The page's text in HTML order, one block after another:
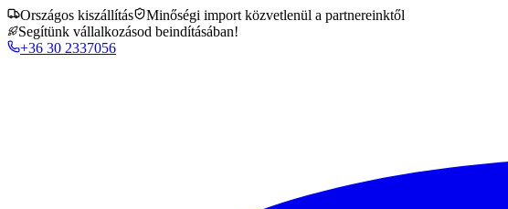
Országos kiszállítás
Minőségi import közvetlenül a partnereinktől
Segítünk vállalkozásod beindításában!
+36 30 2337056